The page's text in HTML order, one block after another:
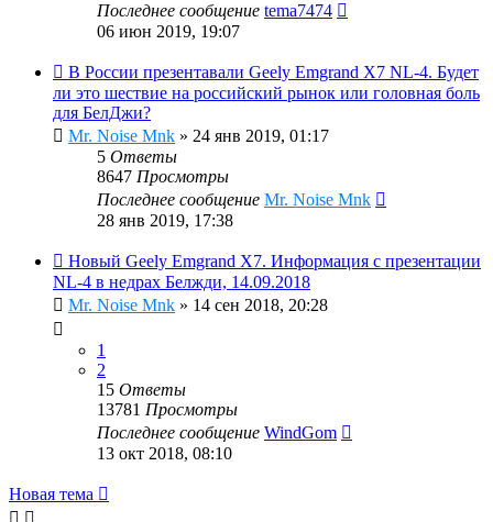
Последнее сообщение tema7474
06 июн 2019, 19:07
В России презентавали Geely Emgrand X7 NL-4. Будет
ли это шествие на российский рынок или головная боль
для БелДжи?
Mr. Noise Mnk » 24 янв 2019, 01:17
5 Ответы
8647 Просмотры
Последнее сообщение Mr. Noise Mnk
28 янв 2019, 17:38
Новый Geely Emgrand X7. Информация с презентации
NL-4 в недрах Белжди, 14.09.2018
Mr. Noise Mnk » 14 сен 2018, 20:28
1
2
15 Ответы
13781 Просмотры
Последнее сообщение WindGom
13 окт 2018, 08:10
Новая тема